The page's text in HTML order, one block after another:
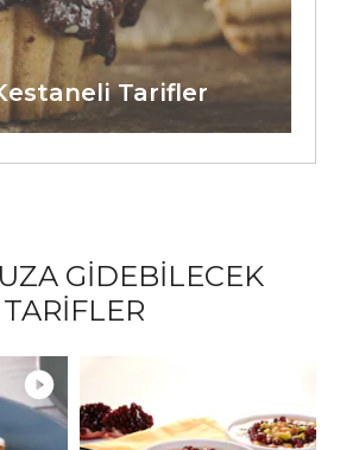
Tarifler
GİDEBİLECEK
TARİFLER